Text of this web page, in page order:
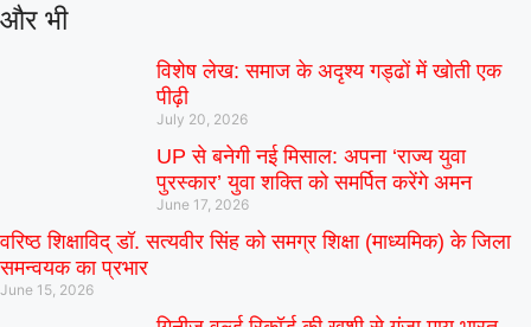
और भी
विशेष लेख: समाज के अदृश्य गड्ढों में खोती एक
पीढ़ी
July 20, 2026
UP से बनेगी नई मिसाल: अपना ‘राज्य युवा
पुरस्कार’ युवा शक्ति को समर्पित करेंगे अमन
June 17, 2026
वरिष्ठ शिक्षाविद् डॉ. सत्यवीर सिंह को समग्र शिक्षा (माध्यमिक) के जिला
समन्वयक का प्रभार
June 15, 2026